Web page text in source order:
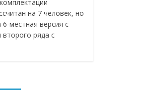
на 7 человек, но
6-местная версия с
второго ряда с